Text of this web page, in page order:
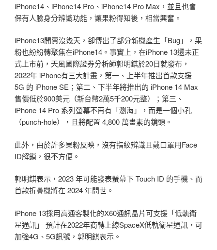
iPhone14、iPhone14 Pro、iPhone14 Pro Max，並且也會
保有人臉身分辨識功能，讓果粉得知後，相當興奮。
iPhone13開賣沒幾天，卻傳出了部分新機產生「Bug」，果
粉也紛紛轉聚焦在iPhone14。事實上，在iPhone 13還未正
式上市前，天風國際證券分析師郭明錤於20日就發布，
2022年 iPhone有三大計畫，第一、上半年推出首款支援
5G 的 iPhone SE；第二、下半年將推出的 iPhone 14 Max
售價低於900美元（新台幣2萬5千200元整）；第三、
iPhone 14 Pro 系列螢幕不再有「瀏海」，而是一個小孔
（punch-hole），且將配置 4,800 萬畫素的鏡頭。
此外，由於許多果粉反映，沒有指紋辨識且戴口罩用Face
ID解鎖，很不方便。
郭明錤表示，2023 年可能發表螢幕下 Touch ID 的手機、而
首款折疊機將在 2024 年問世。
iPhone 13採用高通客製化的X60通訊晶片可支援「低軌衛
星通訊」 預計在2022年商轉上線SpaceX低軌衛星通訊，可
加強4G、5G訊號，郭明錤表示。